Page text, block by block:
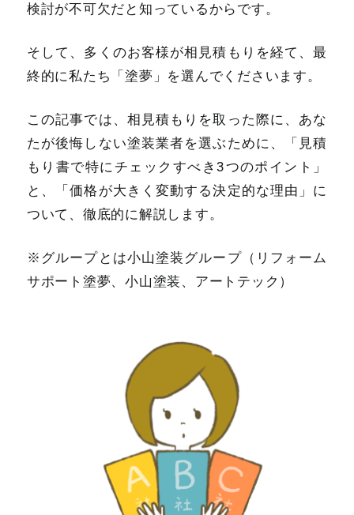
検討が不可欠だと知っているからです。
そして、多くのお客様が相見積もりを経て、最
終的に私たち「塗夢」を選んでくださいます。
この記事では、相見積もりを取った際に、あな
たが後悔しない塗装業者を選ぶために、「見積
もり書で特にチェックすべき3つのポイント」
と、「価格が大きく変動する決定的な理由」に
ついて、徹底的に解説します。
※グループとは小山塗装グループ（リフォーム
サポート塗夢、小山塗装、アートテック）